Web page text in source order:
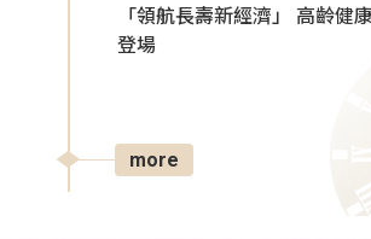
「領航長壽新經濟」 高齡健
登場
more